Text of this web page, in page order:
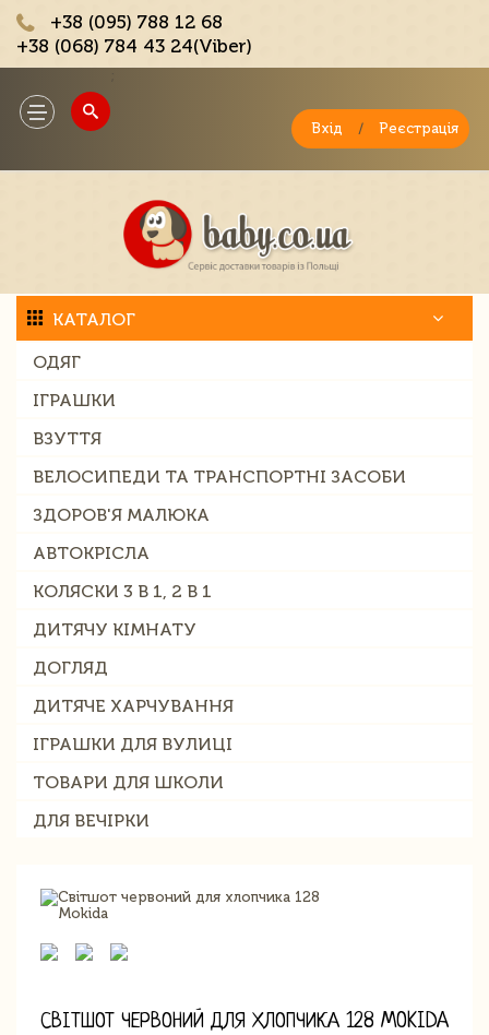
+38 (095) 788 12 68
+38 (068) 784 43 24(Viber)
Toggle
navigation
Вхід / Реєстрація
КАТАЛОГ
ОДЯГ
ІГРАШКИ
ВЗУТТЯ
ВЕЛОСИПЕДИ ТА ТРАНСПОРТНІ ЗАСОБИ
ЗДОРОВ'Я МАЛЮКА
АВТОКРІСЛА
КОЛЯСКИ 3 В 1, 2 В 1
ДИТЯЧУ КІМНАТУ
ДОГЛЯД
ДИТЯЧЕ ХАРЧУВАННЯ
ІГРАШКИ ДЛЯ ВУЛИЦІ
ТОВАРИ ДЛЯ ШКОЛИ
ДЛЯ ВЕЧІРКИ
СВІТШОТ ЧЕРВОНИЙ ДЛЯ ХЛОПЧИКА 128 MOKIDA